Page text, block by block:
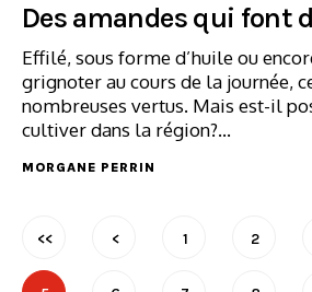
Des amandes qui font
Effilé, sous forme d’huile ou
grignoter au cours de la journée,
nombreuses vertus. Mais est-il
cultiver dans la région?…
MORGANE PERRIN
<< < 1 2